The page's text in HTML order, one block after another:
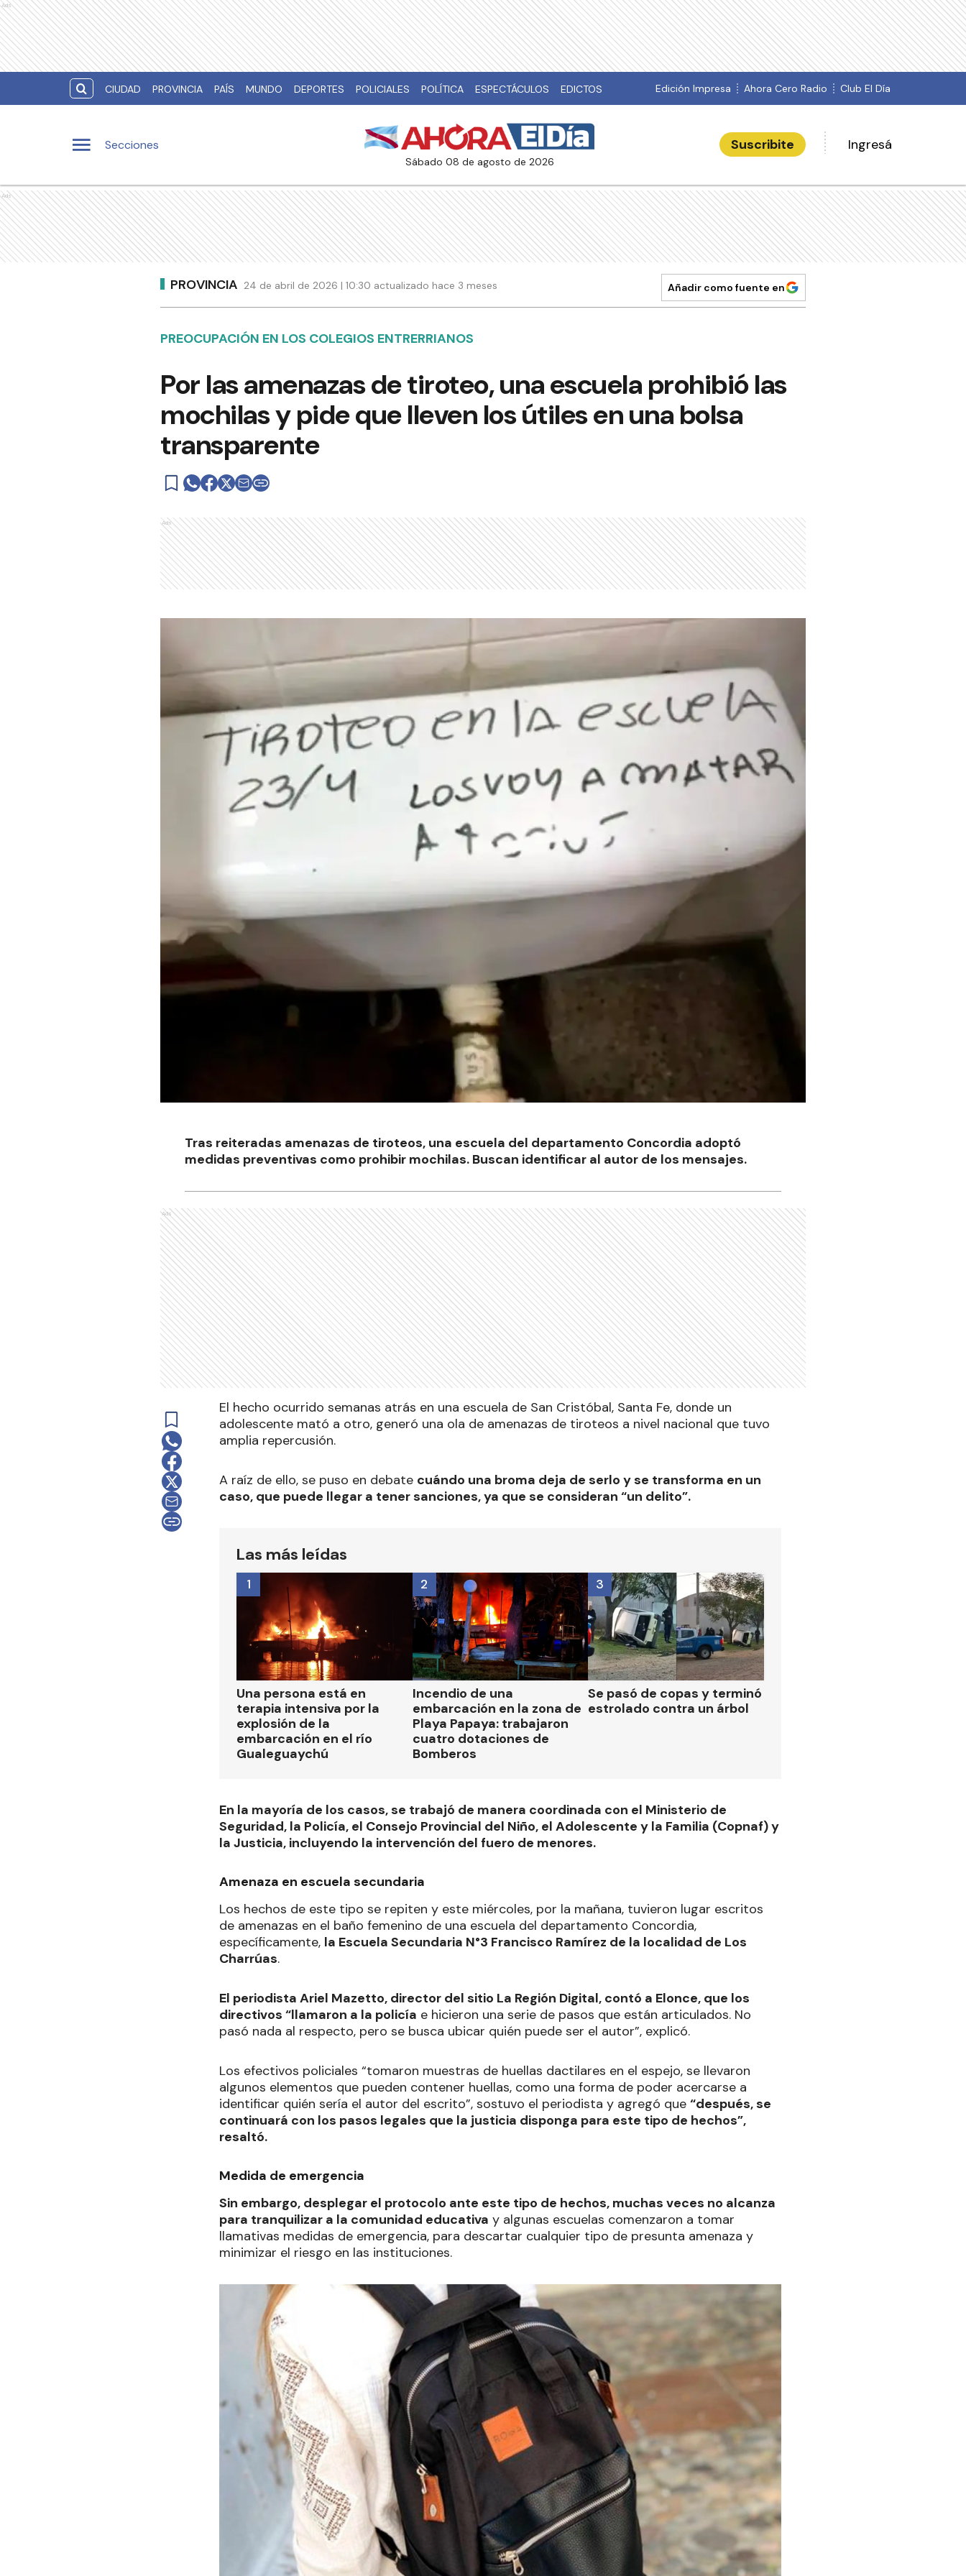
Ads
CIUDAD PROVINCIA PAÍS MUNDO DEPORTES POLICIALES POLÍTICA ESPECTÁCULOS EDICTOS Edición Impresa Ahora Cero Radio Club El Día
Secciones
sábado 08 de agosto de 2026
Suscribite Ingresá
Ads
PROVINCIA 24 de abril de 2026 | 10:30 actualizado hace 3 meses Añadir como fuente en
PREOCUPACIÓN EN LOS COLEGIOS ENTRERRIANOS
Por las amenazas de tiroteo, una escuela prohibió las
mochilas y pide que lleven los útiles en una bolsa
transparente
Ads
Tras reiteradas amenazas de tiroteos, una escuela del departamento Concordia adoptó
medidas preventivas como prohibir mochilas. Buscan identificar al autor de los mensajes.
Ads
El hecho ocurrido semanas atrás en una escuela de San Cristóbal, Santa Fe, donde un
adolescente mató a otro, generó una ola de amenazas de tiroteos a nivel nacional que tuvo
amplia repercusión.
A raíz de ello, se puso en debate cuándo una broma deja de serlo y se transforma en un
caso, que puede llegar a tener sanciones, ya que se consideran “un delito”.
Las más leídas
Una persona está en
terapia intensiva por la
explosión de la
embarcación en el río
Gualeguaychú
1
Incendio de una
embarcación en la zona de
Playa Papaya: trabajaron
cuatro dotaciones de
Bomberos
2
Se pasó de copas y terminó
estrolado contra un árbol
3
En la mayoría de los casos, se trabajó de manera coordinada con el Ministerio de
Seguridad, la Policía, el Consejo Provincial del Niño, el Adolescente y la Familia (Copnaf) y
la Justicia, incluyendo la intervención del fuero de menores.
Amenaza en escuela secundaria
Los hechos de este tipo se repiten y este miércoles, por la mañana, tuvieron lugar escritos
de amenazas en el baño femenino de una escuela del departamento Concordia,
específicamente, la Escuela Secundaria N°3 Francisco Ramírez de la localidad de Los
Charrúas.
El periodista Ariel Mazetto, director del sitio La Región Digital, contó a Elonce, que los
directivos “llamaron a la policía e hicieron una serie de pasos que están articulados. No
pasó nada al respecto, pero se busca ubicar quién puede ser el autor”, explicó.
Los efectivos policiales “tomaron muestras de huellas dactilares en el espejo, se llevaron
algunos elementos que pueden contener huellas, como una forma de poder acercarse a
identificar quién sería el autor del escrito”, sostuvo el periodista y agregó que “después, se
continuará con los pasos legales que la justicia disponga para este tipo de hechos”,
resaltó.
Medida de emergencia
Sin embargo, desplegar el protocolo ante este tipo de hechos, muchas veces no alcanza
para tranquilizar a la comunidad educativa y algunas escuelas comenzaron a tomar
llamativas medidas de emergencia, para descartar cualquier tipo de presunta amenaza y
minimizar el riesgo en las instituciones.